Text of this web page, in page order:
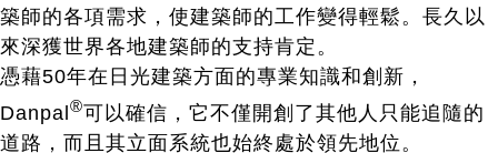
築師的各項需求，使建築師的工作變得輕鬆。長久以
來深獲世界各地建築師的支持肯定。
憑藉50年在日光建築方面的專業知識和創新，
Danpal ®可以確信，它不僅開創了其他人只能追隨的
道路，而且其立面系統也始終處於領先地位。